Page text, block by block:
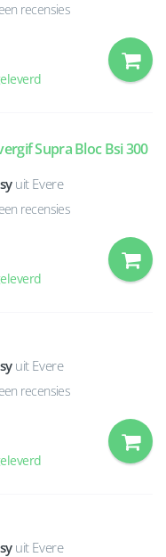
recensies
Supra Bloc Bsi 300
uit Evere
recensies
uit Evere
recensies
uit Evere